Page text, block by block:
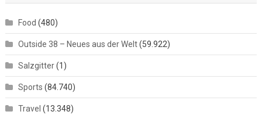
Food (480)
Outside 38 – Neues aus der Welt(59.922)
Salzgitter(1)
Sports (84.740)
Travel (13.348)